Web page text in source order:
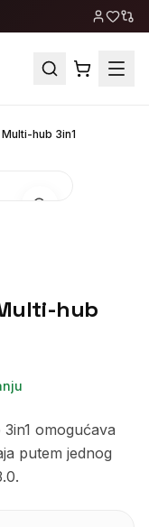
hub 3in1
Multi-hub
omogućava
putem jednog